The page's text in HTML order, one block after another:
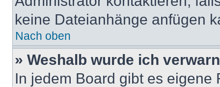
keine Dateianhänge anfügen
Nach oben
» Weshalb wurde ich
In jedem Board gibt es